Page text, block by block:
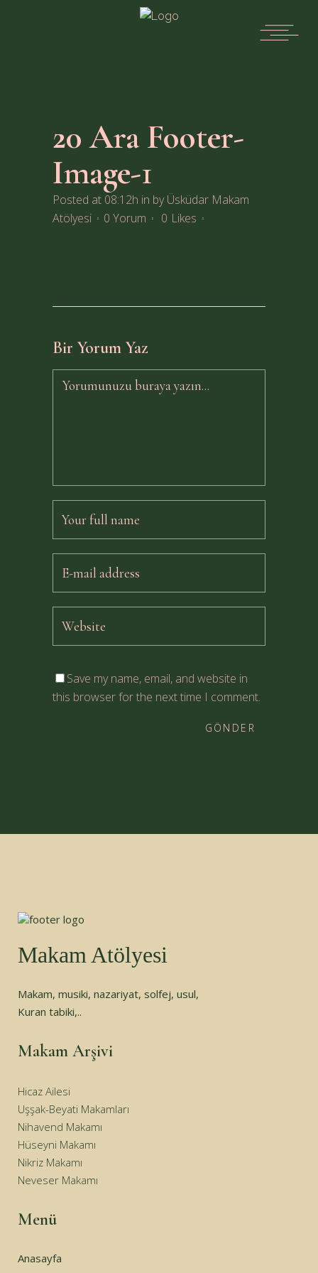
20 AraFooter-
Image-1
Posted at 08:12h in byÜsküdar Makam
Atölyesi
0 Yorum 0 Likes
Bir Yorum Yaz
Save my name, email, and website in
this browser for the next time I comment.
Makam Atölyesi
Makam, musiki, nazariyat, solfej, usul,
Kuran tabiki,..
Makam Arşivi
Hicaz Ailesi
Uşşak-Beyati Makamları
Nihavend Makamı
Hüseyni Makamı
Nikriz Makamı
Neveser Makamı
Menü
Anasayfa